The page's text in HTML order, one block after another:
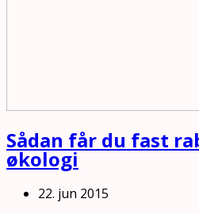
Sådan får du fast
økologi
22. jun 2015